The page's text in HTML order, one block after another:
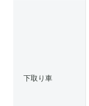
下取り車